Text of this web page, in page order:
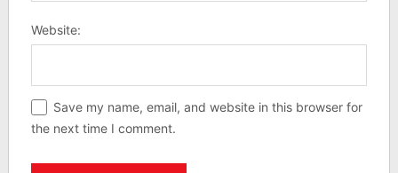
Website:
Save my name, email, and website in this browser for
the next time I comment.